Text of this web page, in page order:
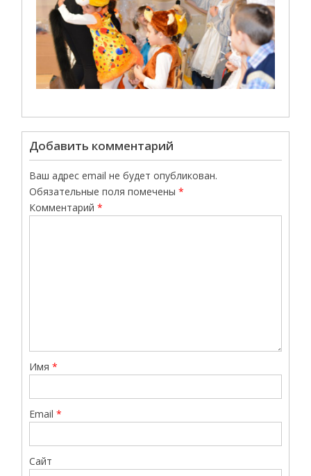
Добавить комментарий
Ваш адрес email не будет опубликован.
Обязательные поля помечены*
Комментарий*
Имя*
Email*
Сайт